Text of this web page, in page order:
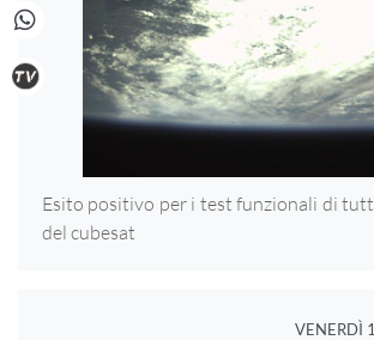
Esito positivo per i test funzionali di
del cubesat
VENERDÌ